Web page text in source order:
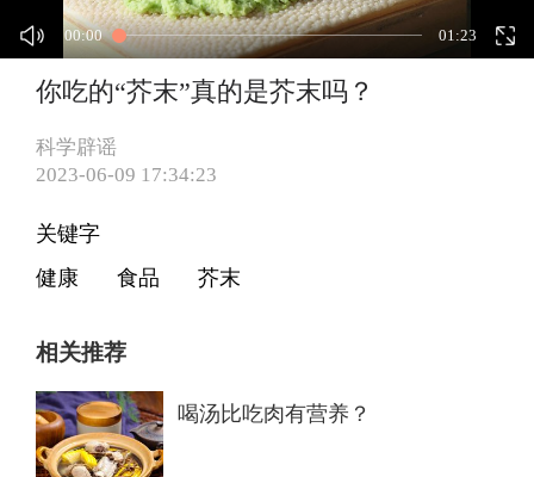
00:00 01:23
你吃的“芥末”真的是芥末吗？
科学辟谣
2023-06-09 17:34:23
关键字
健康
食品 芥末
相关推荐
喝汤比吃肉有营养？